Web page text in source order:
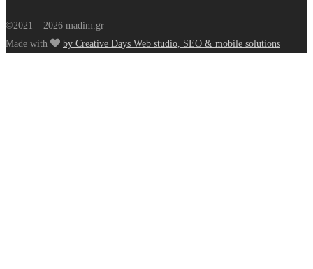
©2021 – 2026 madim.gr
Made with
by Creative Days Web studio, SEO & mobile solutions